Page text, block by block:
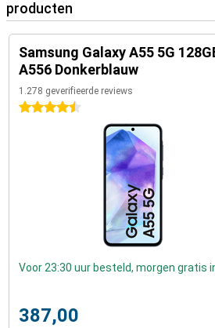
producten
Samsung Galaxy A55 5G
A556 Donkerblauw
1.278 geverifieerde reviews
4.5 sterren
Voor 23:30 uur besteld, morgen gratis
387,00